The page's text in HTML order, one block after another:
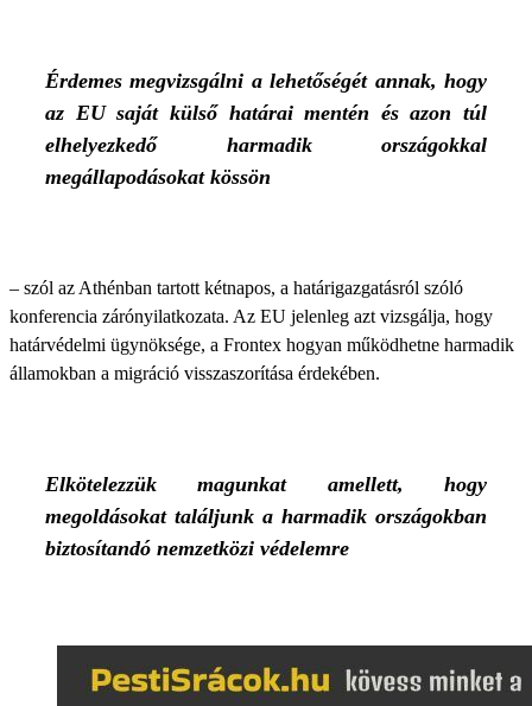
Érdemes megvizsgálni a lehetőségét annak, hogy
az EU saját külső határai mentén és azon túl
elhelyezkedő harmadik országokkal
megállapodásokat kössön
– szól az Athénban tartott kétnapos, a határigazgatásról szóló
konferencia zárónyilatkozata. Az EU jelenleg azt vizsgálja, hogy
határvédelmi ügynöksége, a Frontex hogyan működhetne harmadik
államokban a migráció visszaszorítása érdekében.
Elkötelezzük magunkat amellett, hogy
megoldásokat találjunk a harmadik országokban
biztosítandó nemzetközi védelemre